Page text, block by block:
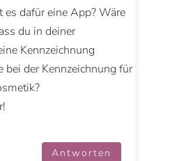
dafür eine App? Wäre
du in deiner
Kennzeichnung
der Kennzeichnung für
Antworten